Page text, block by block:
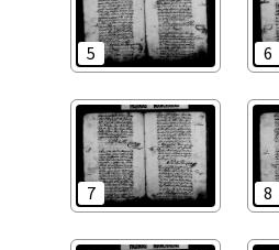
5 6
7 8